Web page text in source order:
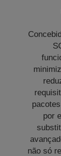
por
não só